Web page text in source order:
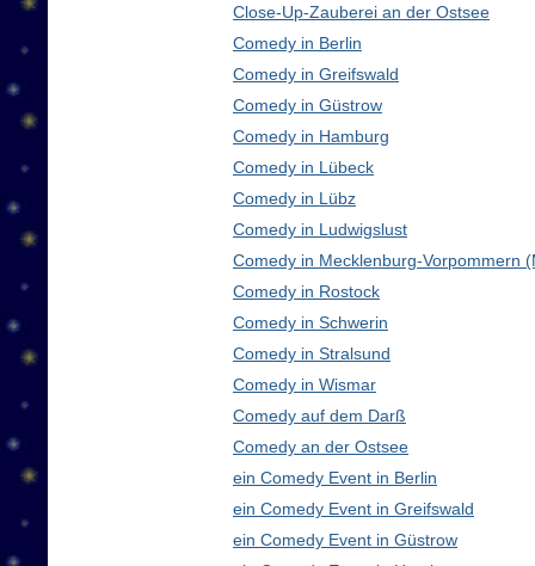
Close-Up-Zauberei an der Ostsee
Comedy in Berlin
Comedy in Greifswald
Comedy in Güstrow
Comedy in Hamburg
Comedy in Lübeck
Comedy in Lübz
Comedy in Ludwigslust
Comedy in Mecklenburg-Vorpommern
Comedy in Rostock
Comedy in Schwerin
Comedy in Stralsund
Comedy in Wismar
Comedy auf dem Darß
Comedy an der Ostsee
ein Comedy Event in Berlin
ein Comedy Event in Greifswald
ein Comedy Event in Güstrow